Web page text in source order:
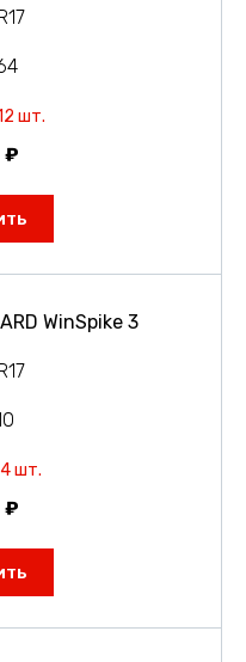
шт.
WinSpike 3
шт.